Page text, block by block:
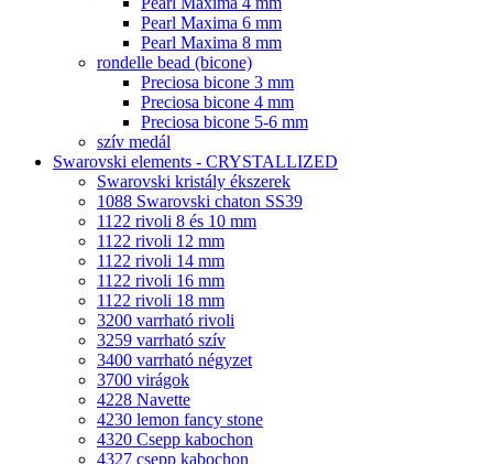
Pearl Maxima 6 mm
Pearl Maxima 8 mm
rondelle bead (bicone)
Preciosa bicone 3 mm
Preciosa bicone 4 mm
Preciosa bicone 5-6 mm
szív medál
Swarovski elements - CRYSTALLIZED
Swarovski kristály ékszerek
1088 Swarovski chaton SS39
1122 rivoli 8 és 10 mm
1122 rivoli 12 mm
1122 rivoli 14 mm
1122 rivoli 16 mm
1122 rivoli 18 mm
3200 varrható rivoli
3259 varrható szív
3400 varrható négyzet
3700 virágok
4228 Navette
4230 lemon fancy stone
4320 Csepp kabochon
4327 csepp kabochon